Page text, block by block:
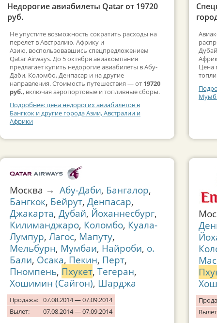
Недорогие авиабилеты Qatar от 19720
руб.
Не упустите возможность сократить расходы на
перелет в Австралию, Африку и
Азию, воспользовавшись спецпредложением
Qatar Airways. До 5 октября авиакомпания
предлагает купить недорогие авиабилеты в Абу-
Даби, Коломбо, Денпасар и на другие
направления. Стоимость путешествия — от 19720
руб., включая аэропортовые и топливные сборы.
Подробнее: цена недорогих авиабилетов в
Бангкок и другие города Азии, Австралии и
Африки
Москва → Абу-Даби, Бангалор,
Бангкок, Бейрут, Денпасар,
Джакарта, Дубай, Йоханнесбург,
Килиманджаро, Коломбо, Куала-
Лумпур, Лагос, Мапуту,
Мельбурн, Мумбаи, Найроби, о.
Бали, Осака, Пекин, Перт,
Пномпень, Пхукет, Тегеран,
Хошимин (Сайгон), Шарджа
Продажа: 07.08.2014 — 07.09.2014
Вылет:
07.08.2014 — 07.09.2014
Цена